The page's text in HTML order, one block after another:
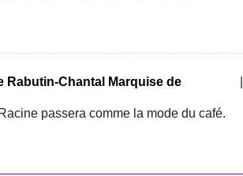
Rabutin-Chantal Marquise de
passera comme la mode du café.